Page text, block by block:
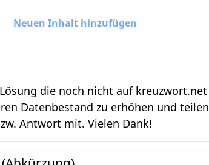
Neuen Inhalt hinzufügen
die noch nicht auf kreuzwort.net
Datenbestand zu erhöhen und teilen
Antwort mit. Vielen Dank!